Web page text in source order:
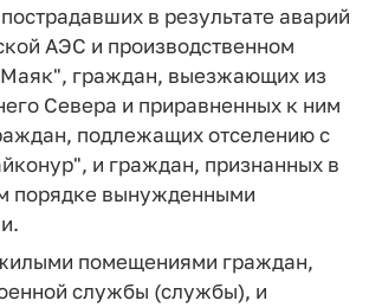
в результате аварий
АЭС и производственном
граждан, выезжающих из
Севера и приравненных к ним
подлежащих отселению с
и граждан, признанных в
порядке вынужденными
помещениями граждан,
службы (службы), и